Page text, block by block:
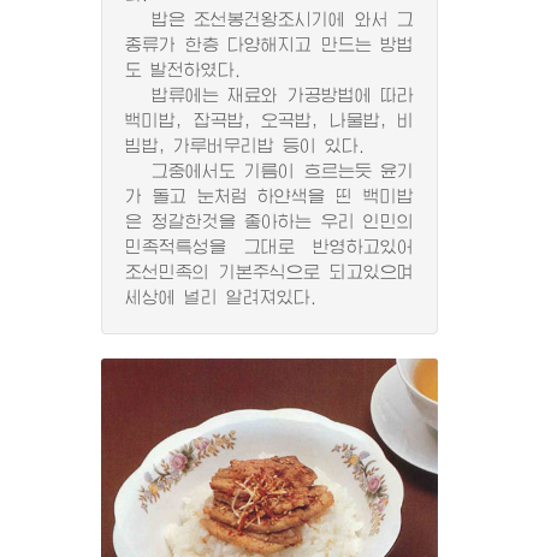
밥은 조선봉건왕조시기에 와서 그
종류가 한층 다양해지고 만드는 방법
도 발전하였다.
밥류에는 재료와 가공방법에 따라
백미밥, 잡곡밥, 오곡밥, 나물밥, 비
빔밥, 가루버무리밥 등이 있다.
그중에서도 기름이 흐르는듯 윤기
가 돌고 눈처럼 하얀색을 띤 백미밥
은 정갈한것을 좋아하는 우리 인민의
민족적특성을 그대로 반영하고있어
조선민족의 기본주식으로 되고있으며
세상에 널리 알려져있다.